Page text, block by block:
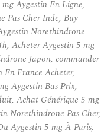
Aygestin En Ligne,
Pas Cher Inde, Buy
Norethindrone
Acheter Aygestin 5 mg
Japon, commander
En France Acheter,
Aygestin Bas Prix,
Achat Générique 5 mg
Norethindrone Pas Cher,
Aygestin 5 mg À Paris,